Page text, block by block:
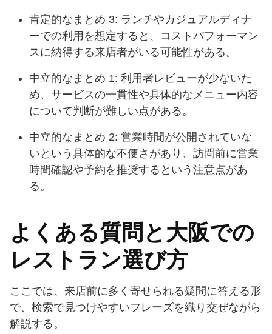
肯定的なまとめ 3: ランチやカジュアルディナ
ーでの利用を想定すると、コストパフォーマン
スに納得する来店者がいる可能性がある。
中立的なまとめ 1: 利用者レビューが少ないた
め、サービスの一貫性や具体的なメニュー内容
について判断が難しい点がある。
中立的なまとめ 2: 営業時間が公開されていな
いという具体的な不便さがあり、訪問前に営業
時間確認や予約を推奨するという注意点があ
る。
よくある質問と大阪での
レストラン選び方
ここでは、来店前に多く寄せられる疑問に答える形
で、検索で見つけやすいフレーズを織り交ぜながら
解説する。